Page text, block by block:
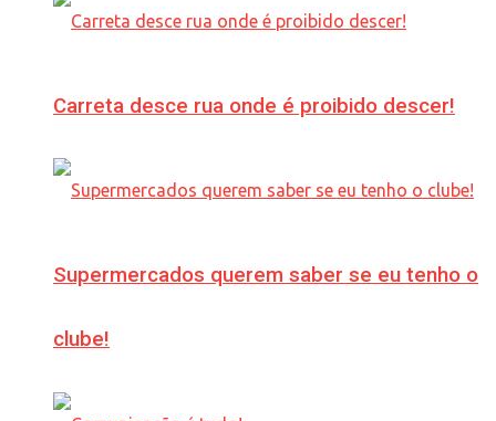
Carreta desce rua onde é proibido descer!
Supermercados querem saber se eu tenho o
clube!